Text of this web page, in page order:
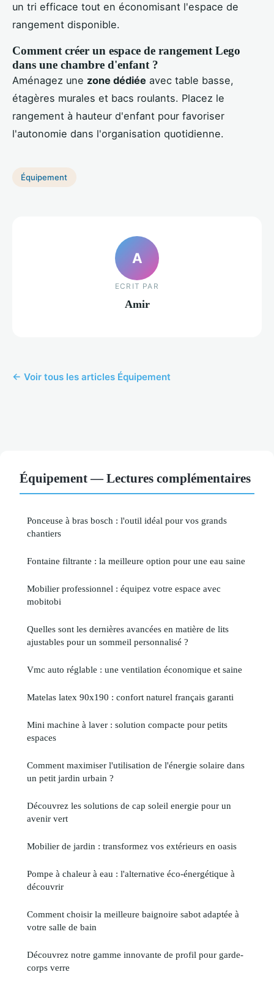
un tri efficace tout en économisant l'espace de
rangement disponible.
Comment créer un espace de rangement Lego
dans une chambre d'enfant ?
Aménagez une zone dédiée avec table basse,
étagères murales et bacs roulants. Placez le
rangement à hauteur d'enfant pour favoriser
l'autonomie dans l'organisation quotidienne.
Équipement
A
ECRIT PAR
Amir
← Voir tous les articles Équipement
Équipement — Lectures complémentaires
Ponceuse à bras bosch : l'outil idéal pour vos grands
chantiers
Fontaine filtrante : la meilleure option pour une eau saine
Mobilier professionnel : équipez votre espace avec
mobitobi
Quelles sont les dernières avancées en matière de lits
ajustables pour un sommeil personnalisé ?
Vmc auto réglable : une ventilation économique et saine
Matelas latex 90x190 : confort naturel français garanti
Mini machine à laver : solution compacte pour petits
espaces
Comment maximiser l'utilisation de l'énergie solaire dans
un petit jardin urbain ?
Découvrez les solutions de cap soleil energie pour un
avenir vert
Mobilier de jardin : transformez vos extérieurs en oasis
Pompe à chaleur à eau : l'alternative éco-énergétique à
découvrir
Comment choisir la meilleure baignoire sabot adaptée à
votre salle de bain
Découvrez notre gamme innovante de profil pour garde-
corps verre